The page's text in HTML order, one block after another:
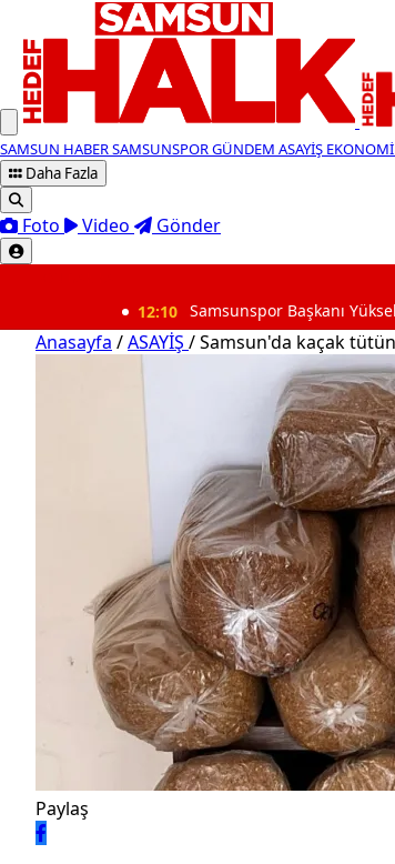
SAMSUN HABERSAMSUNSPORGÜNDEM ASAYİŞ EKONOMİ
Daha Fazla
Foto Video Gönder
Samsunspor Başkanı Yüksel
Anasayfa /ASAYİŞ /Samsun'da kaçak
Paylaş